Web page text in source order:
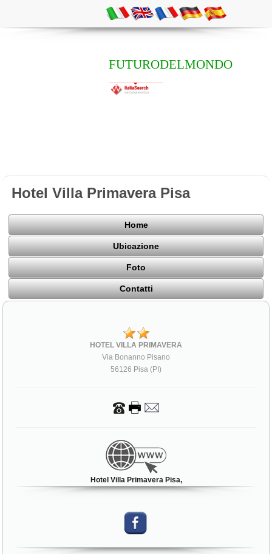
FUTURODELMONDO
Hotel Villa Primavera Pisa
Home
Ubicazione
Foto
Contatti
HOTEL VILLA PRIMAVERA
Via Bonanno Pisano
56126 Pisa (PI)
Hotel Villa Primavera Pisa,